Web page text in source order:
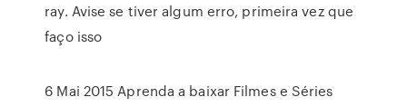
ray. Avise se tiver algum erro, primeira vez que
faço isso
6 Mai 2015 Aprenda a baixar Filmes e Séries